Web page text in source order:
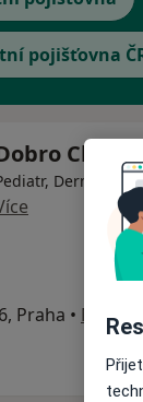
pojišťovna
Clinic
Praha • Mapa